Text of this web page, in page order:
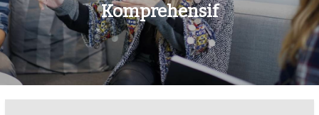
Komprehensif